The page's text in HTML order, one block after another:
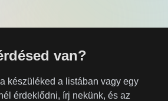
van?
készüléked a listában vagy egy
érdeklődni, írj nekünk, és az